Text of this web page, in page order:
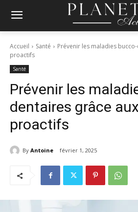
Accueil Santé
Prévenir les maladies
proactifs
Santé
Prévenir les
dentaires grâce
proactifs
By Antoine février 1, 2025